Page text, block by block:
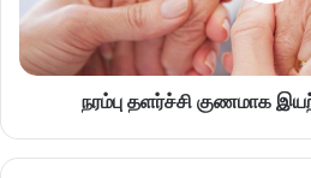
நரம்பு தளர்ச்சி குணமாக